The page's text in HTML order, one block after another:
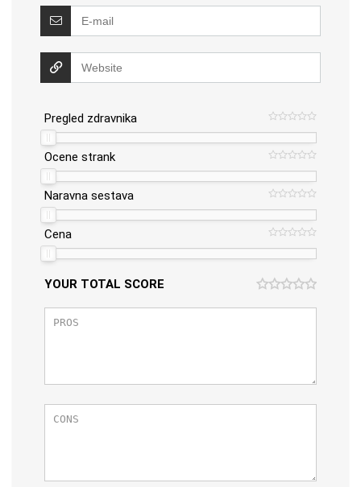
Pregled zdravnika
Ocene strank
Naravna sestava
Cena
YOUR TOTAL SCORE